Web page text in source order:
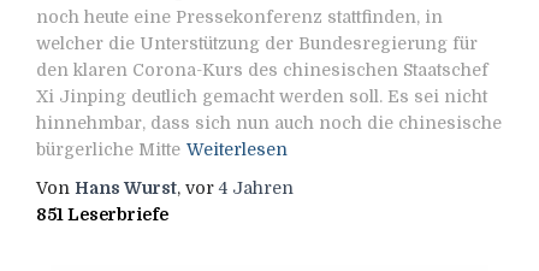
noch heute eine Pressekonferenz stattfinden, in
welcher die Unterstützung der Bundesregierung für
den klaren Corona-Kurs des chinesischen Staatschef
Xi Jinping deutlich gemacht werden soll. Es sei nicht
hinnehmbar, dass sich nun auch noch die chinesische
bürgerliche Mitte Weiterlesen
Von Hans Wurst, vor4 Jahren
851 Leserbriefe